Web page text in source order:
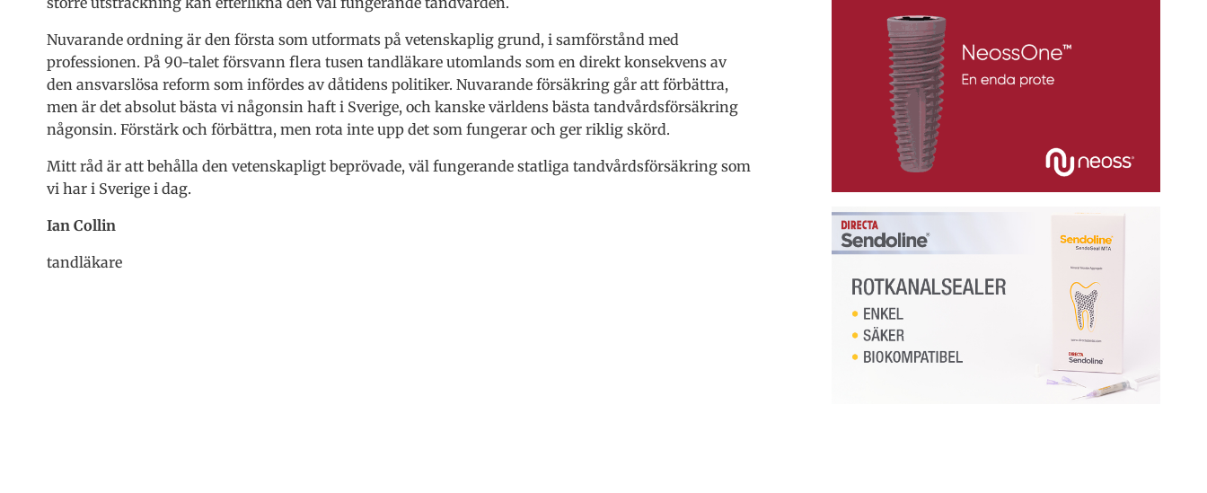
Nuvarande ordning är den första som utformats på vetenskaplig grund, i samförstånd med
professionen. På 90-talet försvann flera tusen tandläkare utomlands som en direkt konsekvens av
den ansvarslösa reform som infördes av dåtidens politiker. Nuvarande försäkring går att förbättra,
men är det absolut bästa vi någonsin haft i Sverige, och kanske världens bästa tandvårdsförsäkring
någonsin. Förstärk och förbättra, men rota inte upp det som fungerar och ger riklig skörd.
Mitt råd är att behålla den vetenskapligt beprövade, väl fungerande statliga tandvårdsförsäkring som
vi har i Sverige i dag.
Ian Collin
tandläkare